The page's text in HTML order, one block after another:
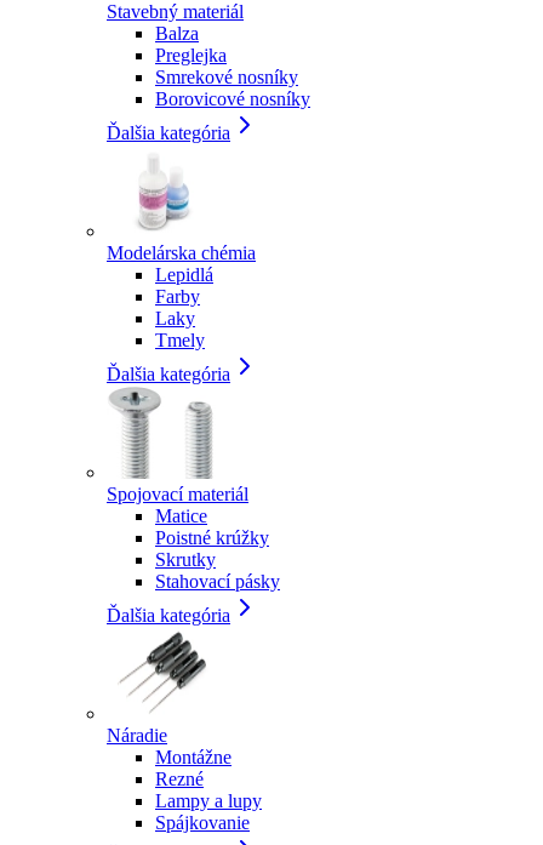
Stavebný materiál
Balza
Preglejka
Smrekové nosníky
Borovicové nosníky
Ďalšia kategória
Modelárska chémia
Lepidlá
Farby
Laky
Tmely
Ďalšia kategória
Spojovací materiál
Matice
Poistné krúžky
Skrutky
Stahovací pásky
Ďalšia kategória
Náradie
Montážne
Rezné
Lampy a lupy
Spájkovanie